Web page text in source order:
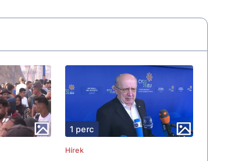
1 perc
Hírek